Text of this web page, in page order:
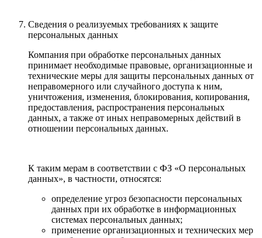
Сведения о реализуемых требованиях к защите
персональных данных
Компания при обработке персональных данных
принимает необходимые правовые, организационные и
технические меры для защиты персональных данных от
неправомерного или случайного доступа к ним,
уничтожения, изменения, блокирования, копирования,
предоставления, распространения персональных
данных, а также от иных неправомерных действий в
отношении персональных данных.
К таким мерам в соответствии с ФЗ «О персональных
данных», в частности, относятся:
определение угроз безопасности персональных
данных при их обработке в информационных
системах персональных данных;
применение организационных и технических мер